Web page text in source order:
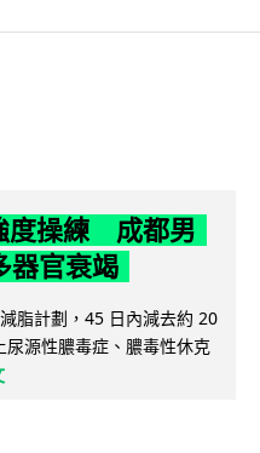
度操練 成都男
器官衰竭
脂計劃，45 日內減去約 20
源性膿毒症、膿毒性休克